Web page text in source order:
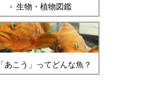
生物・植物図鑑
「あこう」ってどんな魚？